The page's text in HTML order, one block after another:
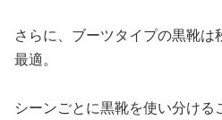
さらに、ブーツタイプの黒靴
最適。
シーンごとに黒靴を使い分け